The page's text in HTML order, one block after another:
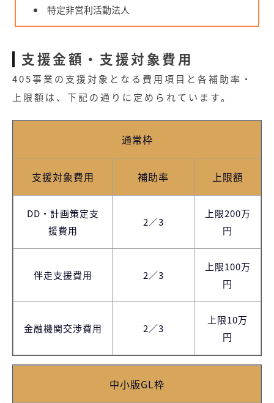
特定非営利活動法人
支援金額・支援対象費用
405事業の支援対象となる費用項目と各補助率・
上限額は、下記の通りに定められています。
通常枠
支援対象費用 補助率 上限額
DD・計画策定支
援費用
2／3
上限200万
円
伴走支援費用 2／3
上限100万
円
金融機関交渉費用 2／3
上限10万
円
中小版GL枠